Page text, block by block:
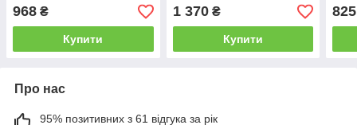
968 ₴
Купити
1 370₴
Купити
825
Про нас
95% позитивних з 61 відгука за рік